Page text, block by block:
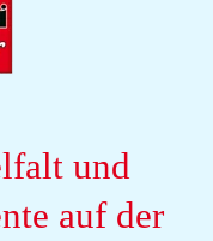
und
auf der